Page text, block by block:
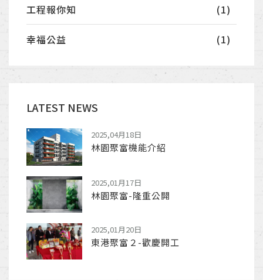
工程報你知 (1)
幸福公益 (1)
LATEST NEWS
2025,04月18日
林園聚富機能介紹
2025,01月17日
林園聚富-隆重公開
2025,01月20日
東港聚富２-歡慶開工